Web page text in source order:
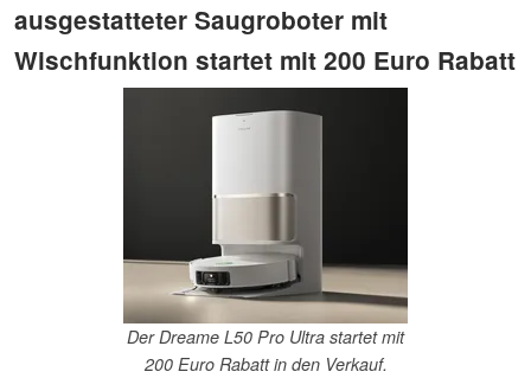
ausgestatteter Saugroboter mit
Wischfunktion startet mit 200 Euro Rabatt
Der Dreame L50 Pro Ultra startet mit
200 Euro Rabatt in den Verkauf.